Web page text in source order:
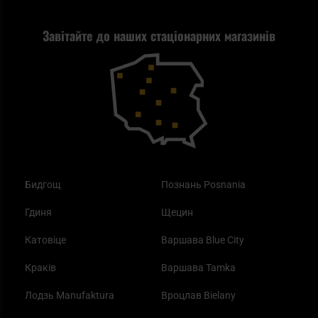
Завітайте до наших стаціонарних магазинів
Бидгощ
Гдиня
Катовіце
Краків
Лодзь Manufaktura
Познань Posnania
Щецин
Варшава Blue City
Варшава Tamka
Вроцлав Bielany
Повернення товару
Blackout - що це таке?
Як працює маска від смогу?
Найкращі спальні мішки на осінь
Самозахист